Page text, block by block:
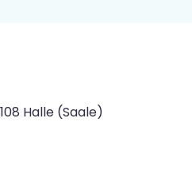
Halle (Saale)